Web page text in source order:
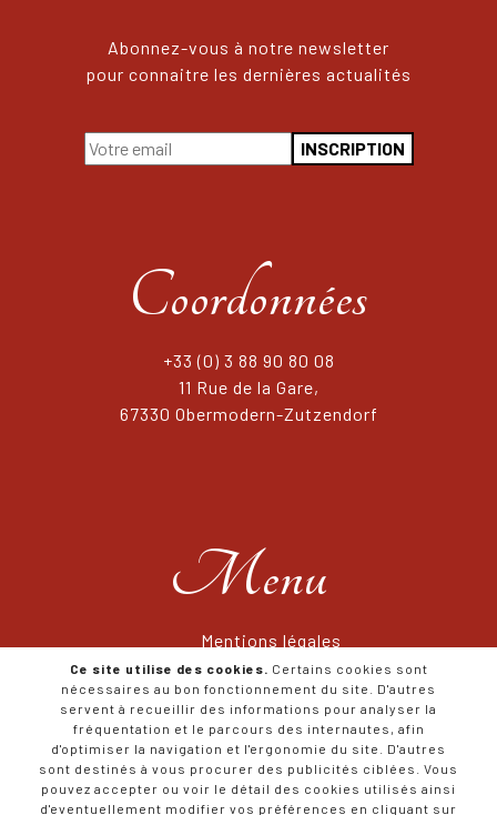
Abonnez-vous à notre newsletter
pour connaitre les dernières actualités
Coordonnées
+33 (0) 3 88 90 80 08
11 Rue de la Gare,
67330 Obermodern-Zutzendorf
Menu
Mentions légales
Conditions générales de Vente
RGPD
Avis / Témoignages
Plan du site
Ce site utilise des cookies. Certains cookies sont
nécessaires au bon fonctionnement du site. D'autres
servent à recueillir des informations pour analyser la
fréquentation et le parcours des internautes, afin
d'optimiser la navigation et l'ergonomie du site. D'autres
sont destinés à vous procurer des publicités ciblées. Vous
pouvez accepter ou voir le détail des cookies utilisés ainsi
d'eventuellement modifier vos préférences en cliquant sur